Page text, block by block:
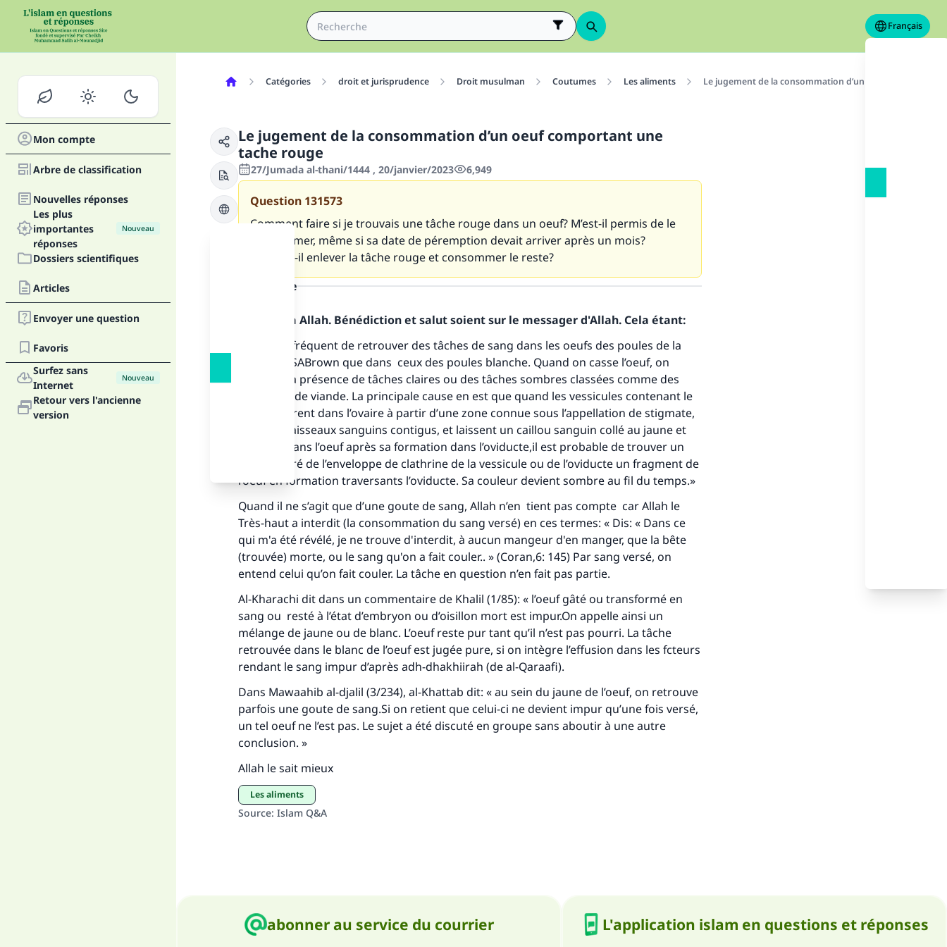
Français
Mon compte
Arbre de classification
Nouvelles réponses
Les plus
importantes
réponses
Nouveau
Dossiers scientifiques
Articles
Envoyer une question
Favoris
Surfez sans
Internet
Nouveau
Retour vers l'ancienne
version
Catégories droit et jurisprudence Droit musulman Coutumes Les aliments Le jugement de la consommation d’un oeuf comportant
Le jugement de la consommation d’un oeuf comportant une
tache rouge
27/Jumada al-thani/1444 , 20/janvier/2023 6,949
Question 131573
Comment faire si je trouvais une tâche rouge dans un oeuf? M’est-il permis de le
consommer, même si sa date de péremption devait arriver après un mois?
Faudrait-il enlever la tâche rouge et consommer le reste?
la réponse
Louange à Allah. Bénédiction et salut soient sur le messager d'Allah. Cela étant:
Il est plus fréquent de retrouver des tâches de sang dans les oeufs des poules de la
varité de ISABrown que dans ceux des poules blanche. Quand on casse l’oeuf, on
constate la présence de tâches claires ou des tâches sombres classées comme des
morceaux de viande. La principale cause en est que quand les vessicules contenant le
jaune éclôrent dans l’ovaire à partir d’une zone connue sous l’appellation de stigmate,
les petis vaisseaux sanguins contigus, et laissent un caillou sanguin collé au jaune et
enfermé dans l’oeuf après sa formation dans l’oviducte,il est probable de trouver un
tissu séparé de l’enveloppe de clathrine de la vessicule ou de l’oviducte un fragment de
l’oeuf en formation traversants l’oviducte. Sa couleur devient sombre au fil du temps.»
Quand il ne s’agit que d’une goute de sang, Allah n’en tient pas compte car Allah le
Très-haut a interdit (la consommation du sang versé) en ces termes: « Dis: « Dans ce
qui m'a été révélé, je ne trouve d'interdit, à aucun mangeur d'en manger, que la bête
(trouvée) morte, ou le sang qu'on a fait couler.. » (Coran,6: 145) Par sang versé, on
entend celui qu’on fait couler. La tâche en question n’en fait pas partie.
Al-Kharachi dit dans un commentaire de Khalil (1/85): « l’oeuf gâté ou transformé en
sang ou resté à l’état d’embryon ou d’oisillon mort est impur.On appelle ainsi un
mélange de jaune ou de blanc. L’oeuf reste pur tant qu’il n’est pas pourri. La tâche
retrouvée dans le blanc de l’oeuf est jugée pure, si on intègre l’effusion dans les fcteurs
rendant le sang impur d’après adh-dhakhiirah (de al-Qaraafi).
Dans Mawaahib al-djalil (3/234), al-Khattab dit: « au sein du jaune de l’oeuf, on retrouve
parfois une goute de sang.Si on retient que celui-ci ne devient impur qu’une fois versé,
un tel oeuf ne l’est pas. Le sujet a été discuté en groupe sans aboutir à une autre
conclusion. »
Allah le sait mieux
Les aliments
Source: Islam Q&A
abonner au service du courrier L'application islam en questions et réponses
Faites une différence dans la vie de millions de
personnes grâce à votre contribution
Aidez nous à apporter des réponses.
Le Messager d'Allah (Paix sur lui) a dit:
"Celui qui indique une bonne action obtient la même récompense
que celui qui le fait."
(MOUSLIM 1893)
Soutenez IslamQA